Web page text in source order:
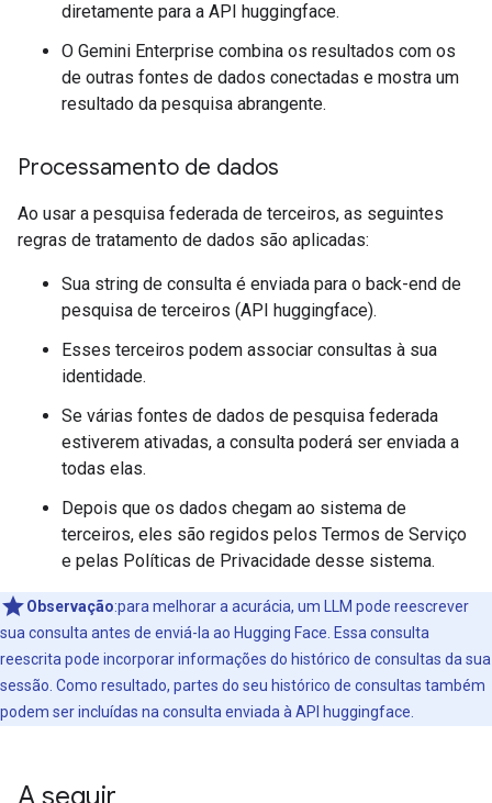
diretamente para a API huggingface.
O Gemini Enterprise combina os resultados com os
de outras fontes de dados conectadas e mostra um
resultado da pesquisa abrangente.
Processamento de dados
Ao usar a pesquisa federada de terceiros, as seguintes
regras de tratamento de dados são aplicadas:
Sua string de consulta é enviada para o back-end de
pesquisa de terceiros (API huggingface).
Esses terceiros podem associar consultas à sua
identidade.
Se várias fontes de dados de pesquisa federada
estiverem ativadas, a consulta poderá ser enviada a
todas elas.
Depois que os dados chegam ao sistema de
terceiros, eles são regidos pelos Termos de Serviço
e pelas Políticas de Privacidade desse sistema.
Observação:para melhorar a acurácia, um LLM pode reescrever
sua consulta antes de enviá-la ao Hugging Face. Essa consulta
reescrita pode incorporar informações do histórico de consultas da sua
sessão. Como resultado, partes do seu histórico de consultas também
podem ser incluídas na consulta enviada à API huggingface.
A seguir